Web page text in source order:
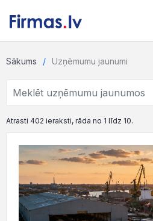
Sākums Uzņēmumu jaunumi
Atrasti 402 ieraksti, rāda no 1 līdz 10.